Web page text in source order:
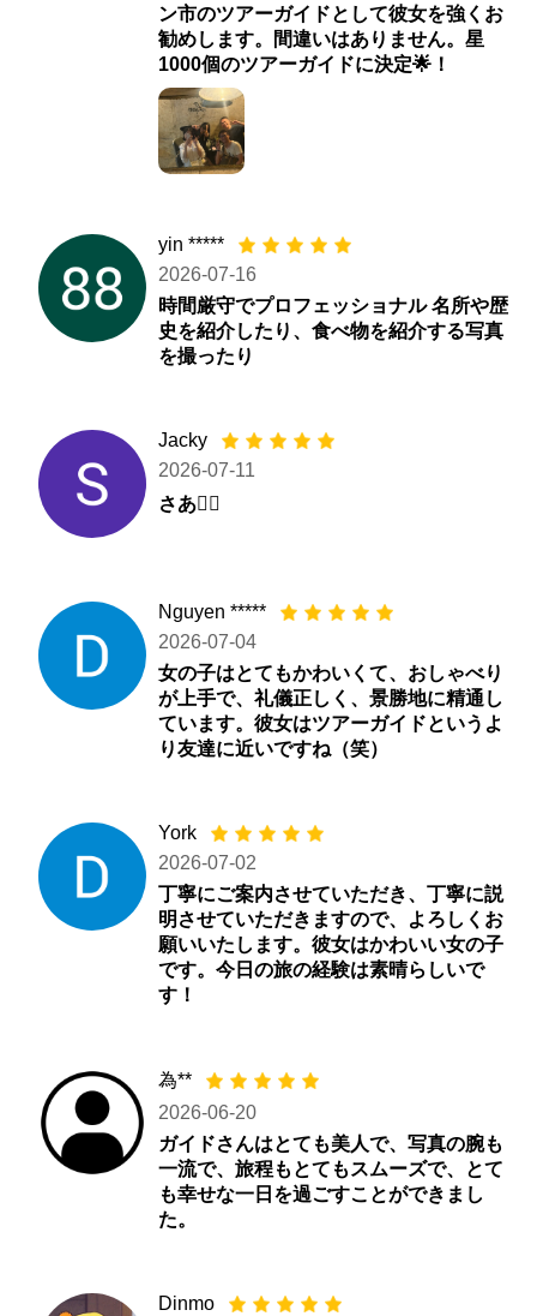
ン市のツアーガイドとして彼女を強くお
勧めします。間違いはありません。星
1000個のツアーガイドに決定🌟！
yin *****
2026-07-16
時間厳守でプロフェッショナル 名所や歴
史を紹介したり、食べ物を紹介する写真
を撮ったり
Jacky
2026-07-11
さあ✊🏻
Nguyen *****
2026-07-04
女の子はとてもかわいくて、おしゃべり
が上手で、礼儀正しく、景勝地に精通し
ています。彼女はツアーガイドというよ
り友達に近いですね（笑）
York
2026-07-02
丁寧にご案内させていただき、丁寧に説
明させていただきますので、よろしくお
願いいたします。彼女はかわいい女の子
です。今日の旅の経験は素晴らしいで
す！
為**
2026-06-20
ガイドさんはとても美人で、写真の腕も
一流で、旅程もとてもスムーズで、とて
も幸せな一日を過ごすことができまし
た。
Dinmo